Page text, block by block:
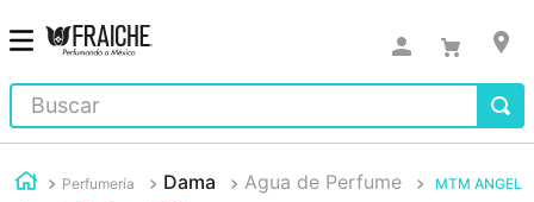
Buscar
Perfumería Dama Agua de Perfume
MTM ANGEL